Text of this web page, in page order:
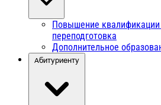
Повышение
переподготовка
Дополнительное
Абитуриенту